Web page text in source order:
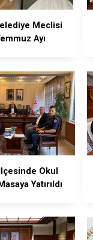
Meclisi
Ayı
Okul
Yatırıldı